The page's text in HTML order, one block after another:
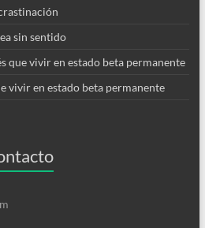
sin sentido
que vivir en estado beta permanente
vivir en estado beta permanente